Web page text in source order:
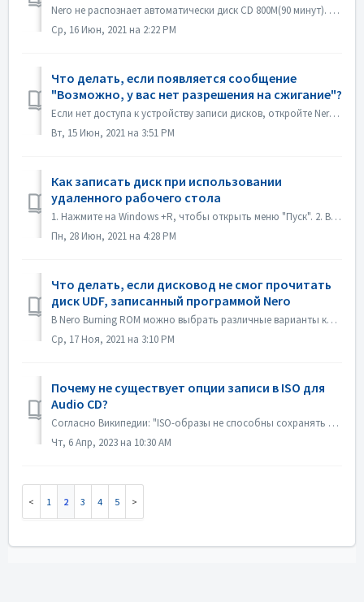
Nero не распознает автоматически диск CD 800M(90 минут). Он по-прежнему распознается как 700M(80 минут). Если вам нужно записать полный диск с данными почт...
Ср, 16 Июн, 2021 на 2:22 PM
Что делать, если появляется сообщение
"Возможно, у вас нет разрешения на сжигание"?
Если нет доступа к устройству записи дисков, откройте Nero Burning ROM или Nero Express, появится сообщение об ошибке. Как решить эту проблему: Под уч...
Вт, 15 Июн, 2021 на 3:51 PM
Как записать диск при использовании
удаленного рабочего стола
1. Нажмите на Windows +R, чтобы открыть меню "Пуск". 2. Введите gpedit.msc в поле поиска и нажмите клавишу [Enter] на клавиатуре. Откроется редак...
Пн, 28 Июн, 2021 на 4:28 PM
Что делать, если дисковод не смог прочитать
диск UDF, записанный программой Nero
В Nero Burning ROM можно выбрать различные варианты компиляции. Если вы записали диск UDF, но совместимость вашего дисковода и UDF не очень хорошая, это м...
Ср, 17 Ноя, 2021 на 3:10 PM
Почему не существует опции записи в ISO для
Audio CD?
Согласно Википедии: "ISO-образы не способны сохранять и воссоздавать CD-Audio диски, из-за того, что CD-Audio диски не используют компьютерную файлову...
Чт, 6 Апр, 2023 на 10:30 AM
1 2 3 4 5